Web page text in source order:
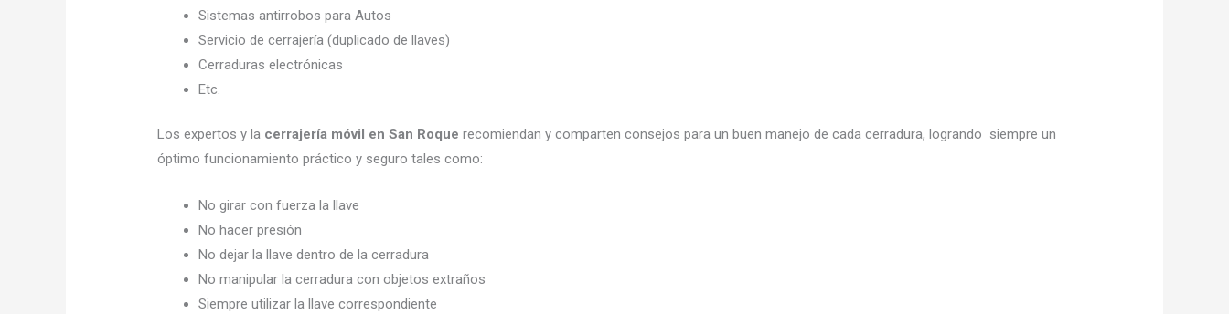
Sistemas antirrobos para Autos
Servicio de cerrajería (duplicado de llaves)
Cerraduras electrónicas
Etc.
Los expertos y la cerrajería móvil en San Roque recomiendan y comparten consejos para un buen manejo de cada cerradura, logrando siempre un
óptimo funcionamiento práctico y seguro tales como:
No girar con fuerza la llave
No hacer presión
No dejar la llave dentro de la cerradura
No manipular la cerradura con objetos extraños
Siempre utilizar la llave correspondiente